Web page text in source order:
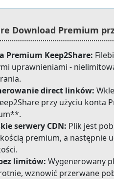
Download Premium
Premium Keep2Share:
uprawnieniami -
direct linków:
przy użyciu
serwery CDN: Plik jest
premium, a następnie
limitów: Wygenerowany
wznowić przerwane